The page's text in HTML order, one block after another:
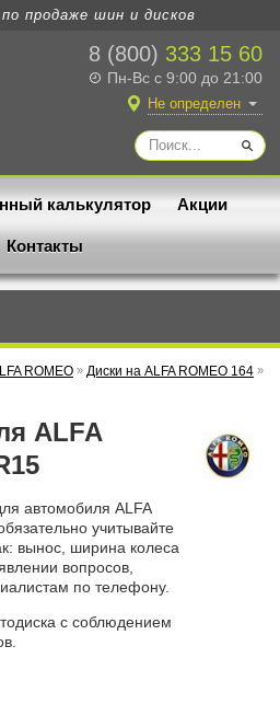
продаже шин и дисков
8 (800) 333 15 60
Пн-Вс с 9:00 до 21:00
Не определен
калькулятор Акции
Контакты
ROMEO » Диски на ALFA ROMEO 164 »
автомобиля ALFA
учитывайте
вынос, ширина колеса
вопросов,
по телефону.
с соблюдением